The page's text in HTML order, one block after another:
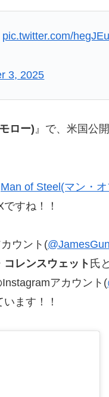
pic.twitter.com/
3, 2025
ロー)』で、米国公
Man of Steel(マン・
すね！！
ウント(
コレンスウェット 氏
アカウント(
ます！！